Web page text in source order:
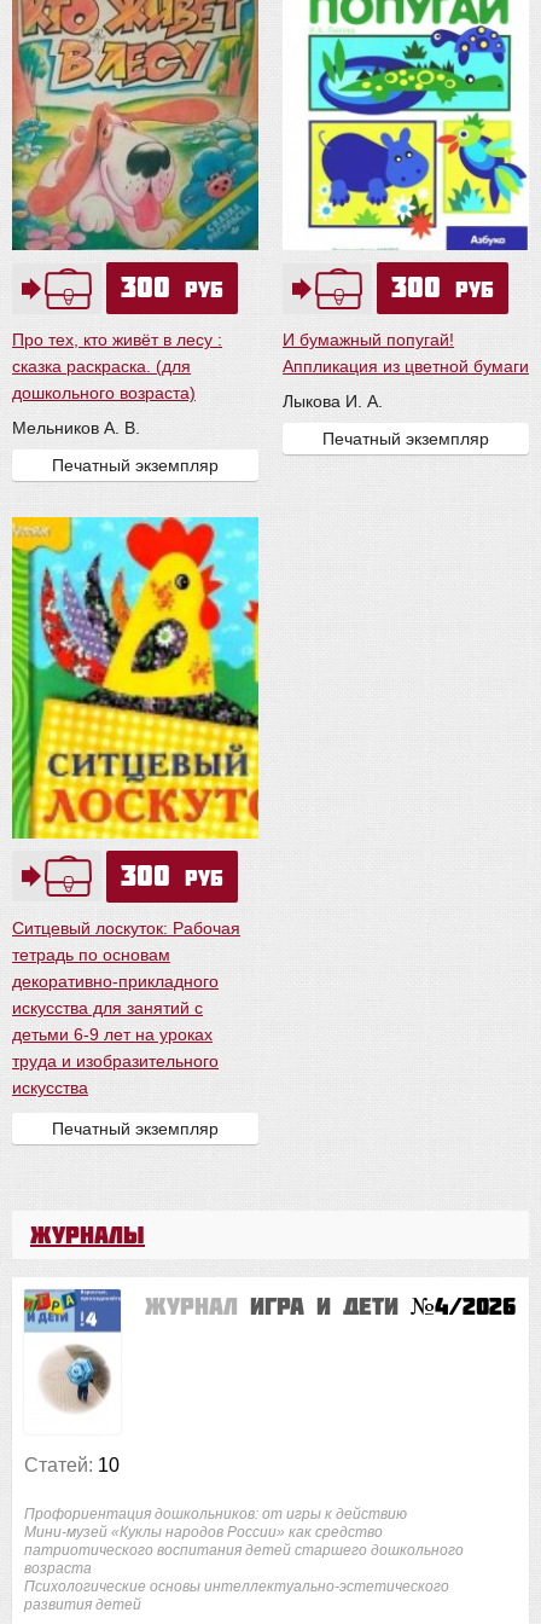
300 руб
Про тех, кто живёт в лесу :
сказка раскраска. (для
дошкольного возраста)
Мельников А. В.
Печатный экземпляр
300 руб
И бумажный попугай!
Аппликация из цветной бумаги
Лыкова И. А.
Печатный экземпляр
300 руб
Ситцевый лоскуток: Рабочая
тетрадь по основам
декоративно-прикладного
искусства для занятий с
детьми 6-9 лет на уроках
труда и изобразительного
искусства
Печатный экземпляр
Журналы
Журнал Игра и дети №4/2026
Статей: 10
Профориентация дошкольников: от игры к действию
Мини-музей «Куклы народов России» как средство
патриотического воспитания детей старшего дошкольного
возраста
Психологические основы интеллектуально-эстетического
развития детей